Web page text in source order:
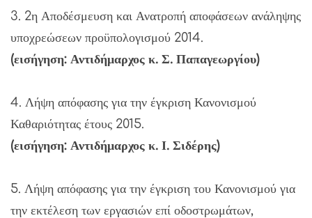
3. 2η Αποδέσμευση και Ανατροπή αποφάσεων ανάληψης
υποχρεώσεων προϋπολογισμού 2014.
(εισήγηση: Αντιδήμαρχος κ. Σ. Παπαγεωργίου)
4. Λήψη απόφασης για την έγκριση Κανονισμού
Καθαριότητας έτους 2015.
(εισήγηση: Αντιδήμαρχος κ. Ι. Σιδέρης)
5. Λήψη απόφασης για την έγκριση του Κανονισμού για
την εκτέλεση των εργασιών επί οδοστρωμάτων,